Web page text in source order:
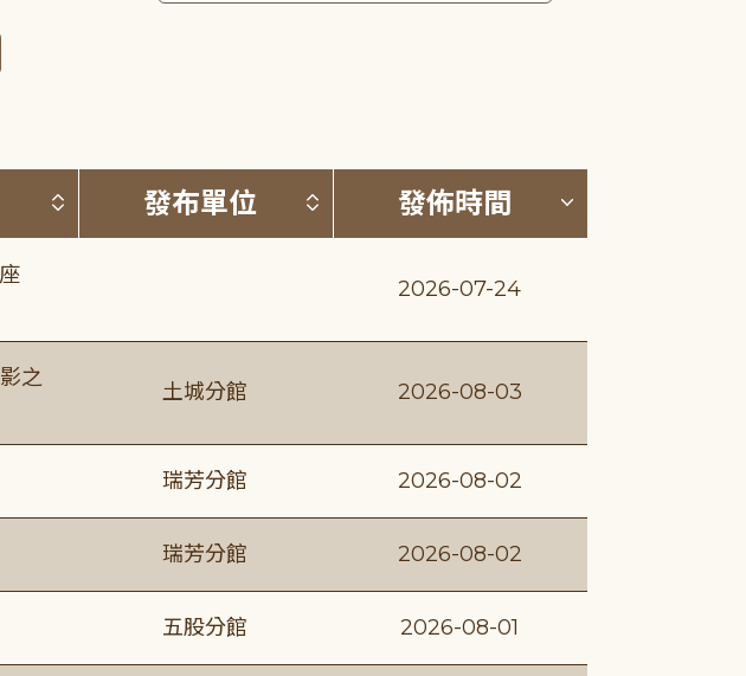
按標題排序 (升降冪)
發布單位 按發布單位排序 (升降冪)
發佈時間 按發佈時間
2026-07-24
之
土城分館 2026-08-03
瑞芳分館 2026-08-02
瑞芳分館 2026-08-02
五股分館 2026-08-01